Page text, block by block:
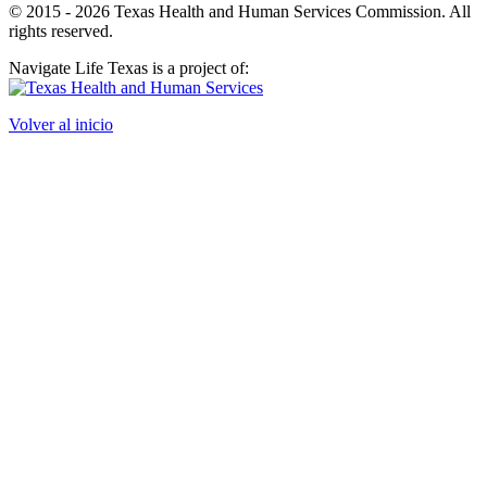
© 2015 - 2026 Texas Health and Human Services Commission. All
rights reserved.
Navigate Life Texas is a project of:
Volver al inicio